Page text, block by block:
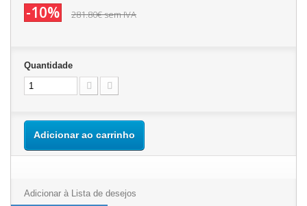
-10% 281.80€sem IVA
Quantidade
Adicionar ao carrinho
Adicionar à Lista de desejos